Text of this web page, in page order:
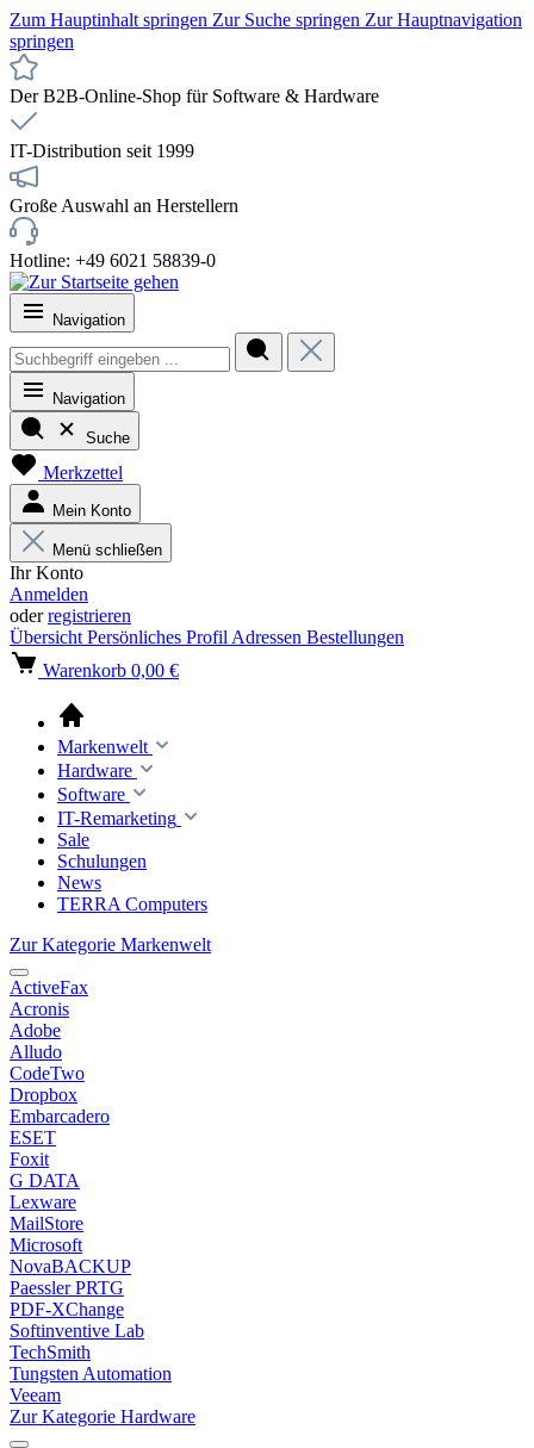
Zum Hauptinhalt springen Zur Suche springen Zur Hauptnavigation
springen
Der B2B-Online-Shop für Software & Hardware
IT-Distribution seit 1999
Große Auswahl an Herstellern
Hotline: +49 6021 58839-0
Navigation
Navigation
Suche
Merkzettel
Mein Konto
Menü schließen
Ihr Konto
Anmelden
oderregistrieren
Übersicht Persönliches Profil Adressen Bestellungen
Warenkorb 0,00 €
Markenwelt
Hardware
Software
IT-Remarketing
Sale
Schulungen
News
TERRA Computers
Zur Kategorie Markenwelt
ActiveFax
Acronis
Adobe
Alludo
CodeTwo
Dropbox
Embarcadero
ESET
Foxit
G DATA
Lexware
MailStore
Microsoft
NovaBACKUP
Paessler PRTG
PDF-XChange
Softinventive Lab
TechSmith
Tungsten Automation
Veeam
Zur Kategorie Hardware